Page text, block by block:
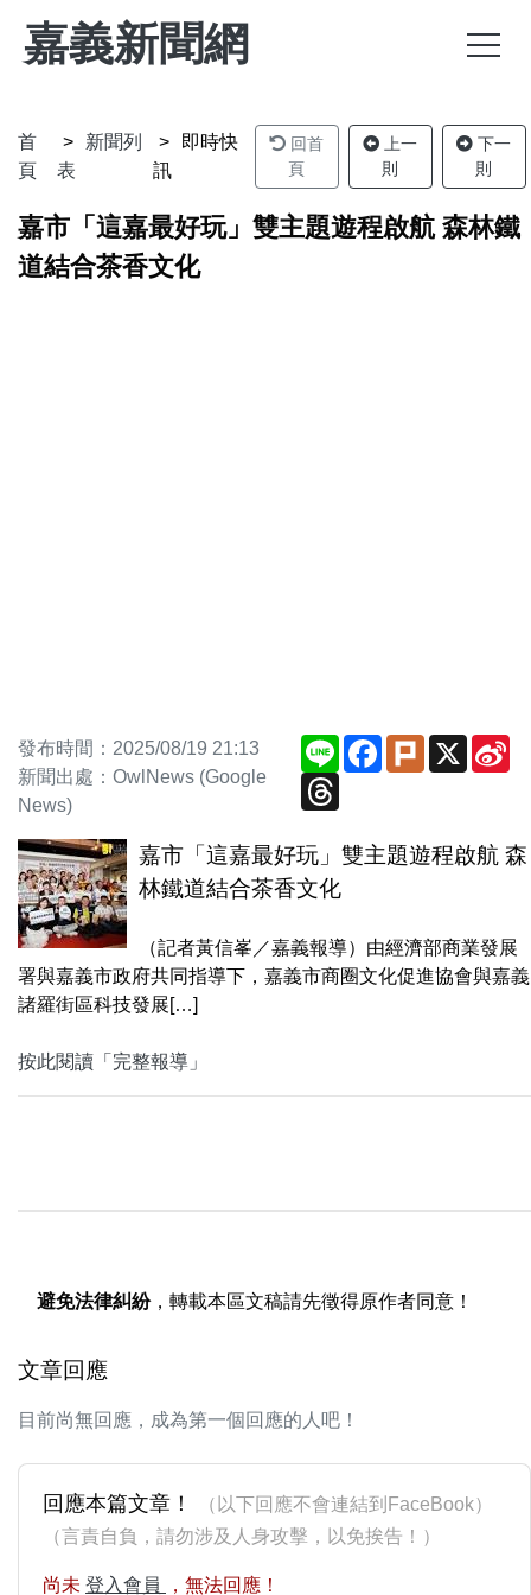
嘉義新聞網
首
頁
新聞列
表
即時快
訊
回首
頁
上一
則
下一
則
嘉市「這嘉最好玩」雙主題遊程啟航 森林鐵
道結合茶香文化
發布時間：2025/08/19 21:13
新聞出處：OwlNews (Google
News)
Line Facebook
PlurkX
Threads
嘉市「這嘉最好玩」雙主題遊程啟航 森
林鐵道結合茶香文化
（記者黃信峯／嘉義報導）由經濟部商業發展
署與嘉義市政府共同指導下，嘉義市商圈文化促進協會與嘉義
諸羅街區科技發展[…]
按此閱讀「完整報導」
避免法律糾紛，轉載本區文稿請先徵得原作者同意！
文章回應
目前尚無回應，成為第一個回應的人吧！
回應本篇文章！
（以下回應不會連結到FaceBook）
（言責自負，請勿涉及人身攻擊，以免挨告！）
尚未 登入會員 ，無法回應！